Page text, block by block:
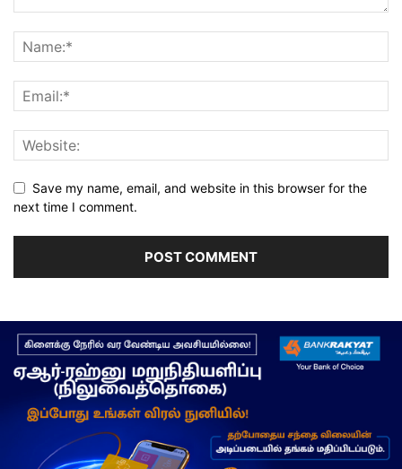
Save my name, email, and website in this browser for the
next time I comment.